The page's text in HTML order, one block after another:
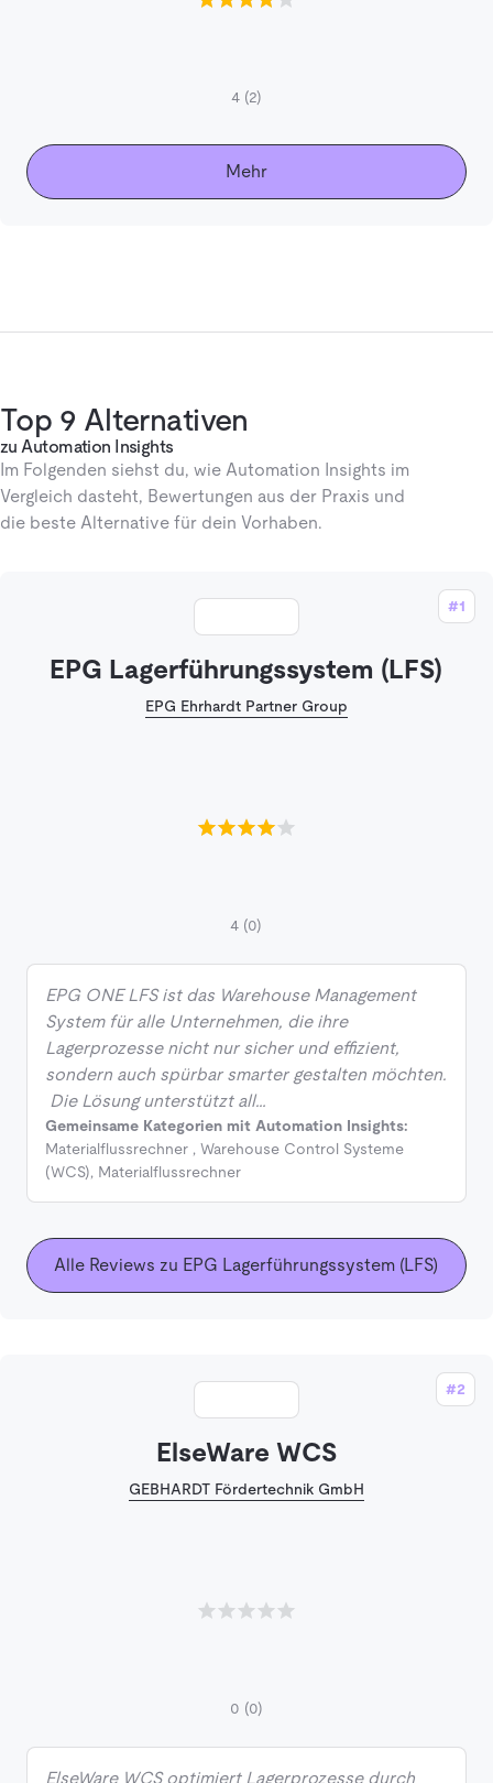
4 (2)
Mehr
Top 9 Alternativen
zu Automation Insights
Im Folgenden siehst du, wie Automation Insights im
Vergleich dasteht, Bewertungen aus der Praxis und
die beste Alternative für dein Vorhaben.
#1
EPG Lagerführungssystem (LFS)
EPG Ehrhardt Partner Group
4 (0)
EPG ONE LFS ist das Warehouse Management
System für alle Unternehmen, die ihre
Lagerprozesse nicht nur sicher und effizient,
sondern auch spürbar smarter gestalten möchten.
Die Lösung unterstützt all…
Gemeinsame Kategorien mit Automation Insights:
Materialflussrechner , Warehouse Control Systeme
(WCS), Materialflussrechner
Alle Reviews zu EPG Lagerführungssystem (LFS)
#2
ElseWare WCS
GEBHARDT Fördertechnik GmbH
0 (0)
ElseWare WCS optimiert Lagerprozesse durch